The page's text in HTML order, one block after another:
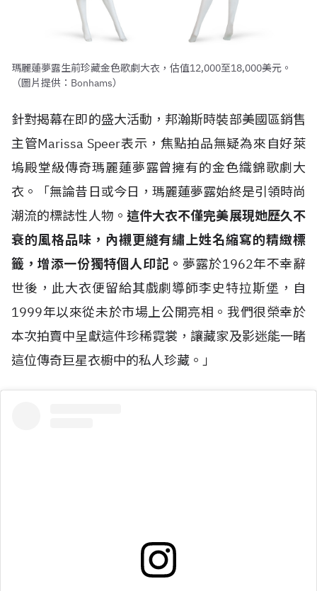
瑪麗蓮夢露生前珍藏金色歌劇大衣，估值12,000至18,000美元。
（圖片提供：Bonhams）
針對揭幕在即的盛大活動，邦瀚斯時裝部美國區銷售
主管Marissa Speer表示，焦點拍品無疑為來自好萊
塢殿堂級傳奇瑪麗蓮夢露曾擁有的金色織錦歌劇大
衣。「無論昔日或今日，瑪麗蓮夢露始終是引領時尚
潮流的標誌性人物。 這件大衣不僅完美展現她歷久不
衰的風格品味，內襯更縫有繡上姓名縮寫的精緻標
籤，增添一份獨特個人印記。 夢露於1962年不幸辭
世後，此大衣便留給其戲劇導師李史特拉斯堡，自
1999年以來從未於市場上公開亮相。我們很榮幸於
本次拍賣中呈獻這件珍稀霓裳，讓藏家及影迷能一睹
這位傳奇巨星衣櫥中的私人珍藏。」